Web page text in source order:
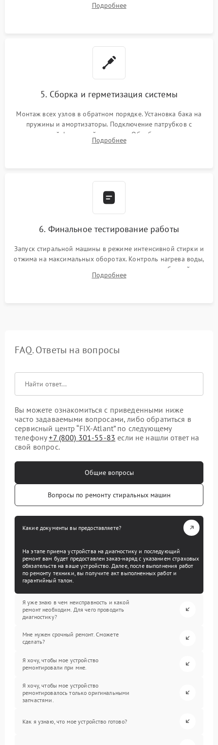
или поврежденной резиновой манжеты.
Подробнее
5. Сборка и герметизация системы
Монтаж всех узлов в обратном порядке. Установка бака на
пружины и амортизаторы. Подключение патрубков с
надежной фиксацией хомутами. Обработка стыков
герметиком для предотвращения возможных протечек воды.
Подробнее
6. Финальное тестирование работы
Запуск стиральной машины в режиме интенсивной стирки и
отжима на максимальных оборотах. Контроль нагрева воды,
корректности слива, отсутствия излишних вибраций,
посторонних стуков и протечек под корпусом.
Подробнее
FAQ. Ответы на вопросы
Вы можете ознакомиться с приведенными ниже
часто задаваемыми вопросами, либо обратиться в
сервисный центр “FIX-Atlant” по следующему
телефону+7 (800) 301-55-83 если не нашли ответ на
свой вопрос.
Общие вопросы
Вопросы по ремонту стиральных машин
Какие документы вы предоставляете?
На этапе приема устройства на диагностику и последующий
ремонт вам будет предоставлен заказ-наряд с указанием страховых
обязательств на ваше устройство. Далее, после выполнения работ
по ремонту техники, вы получите акт выполненных работ и
гарантийный талон.
Я уже знаю в чем неисправность и какой
ремонт необходим. Для чего проводить
диагностику?
Мне нужен срочный ремонт. Сможете
сделать?
Я хочу, чтобы мое устройство
ремонтировали при мне.
Я хочу, чтобы мое устройство
ремонтировалось только оригинальными
запчастями.
Как я узнаю, что мое устройство готово?